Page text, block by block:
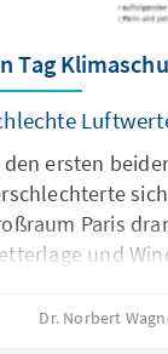
Tag
den ersten
Paris
und
werte
Dr. Norbert